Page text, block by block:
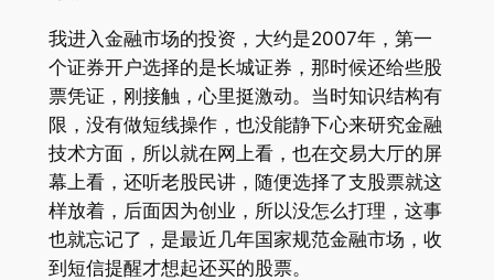
我进入金融市场的投资，大约是2007年，第一
个证券开户选择的是长城证券，那时候还给些股
票凭证，刚接触，心里挺激动。当时知识结构有
限，没有做短线操作，也没能静下心来研究金融
技术方面，所以就在网上看，也在交易大厅的屏
幕上看，还听老股民讲，随便选择了支股票就这
样放着，后面因为创业，所以没怎么打理，这事
也就忘记了，是最近几年国家规范金融市场，收
到短信提醒才想起还买的股票。